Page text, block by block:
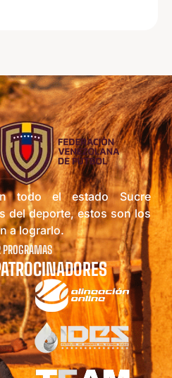
todo el estado Sucre
del deporte, estos son los
a lograrlo.
PROGRAMAS